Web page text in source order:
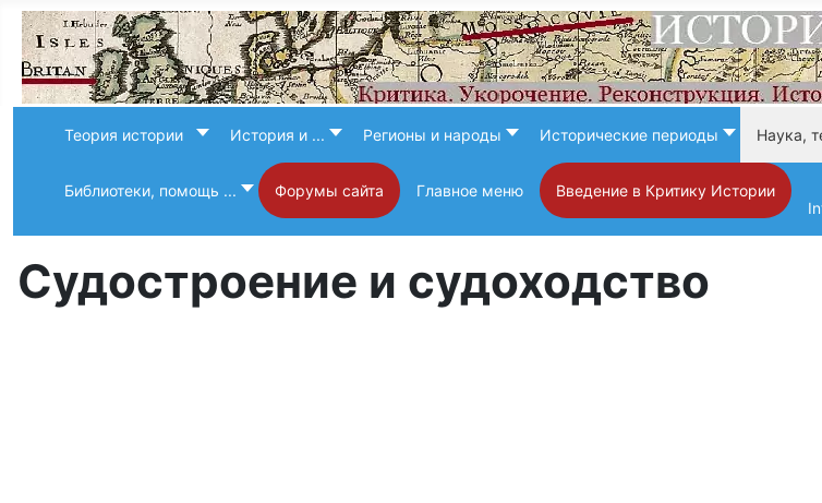
Теория истории История и ... Регионы и народы Исторические периоды Наука,
Библиотеки, помощь ... Форумы сайта Главное меню
Введение в Критику Истории
Судостроение и судоходство